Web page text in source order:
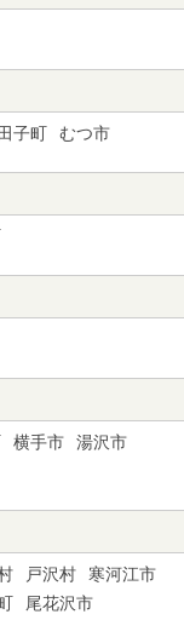
田子町 むつ市
横手市
湯沢市
戸沢村
寒河江市
尾花沢市